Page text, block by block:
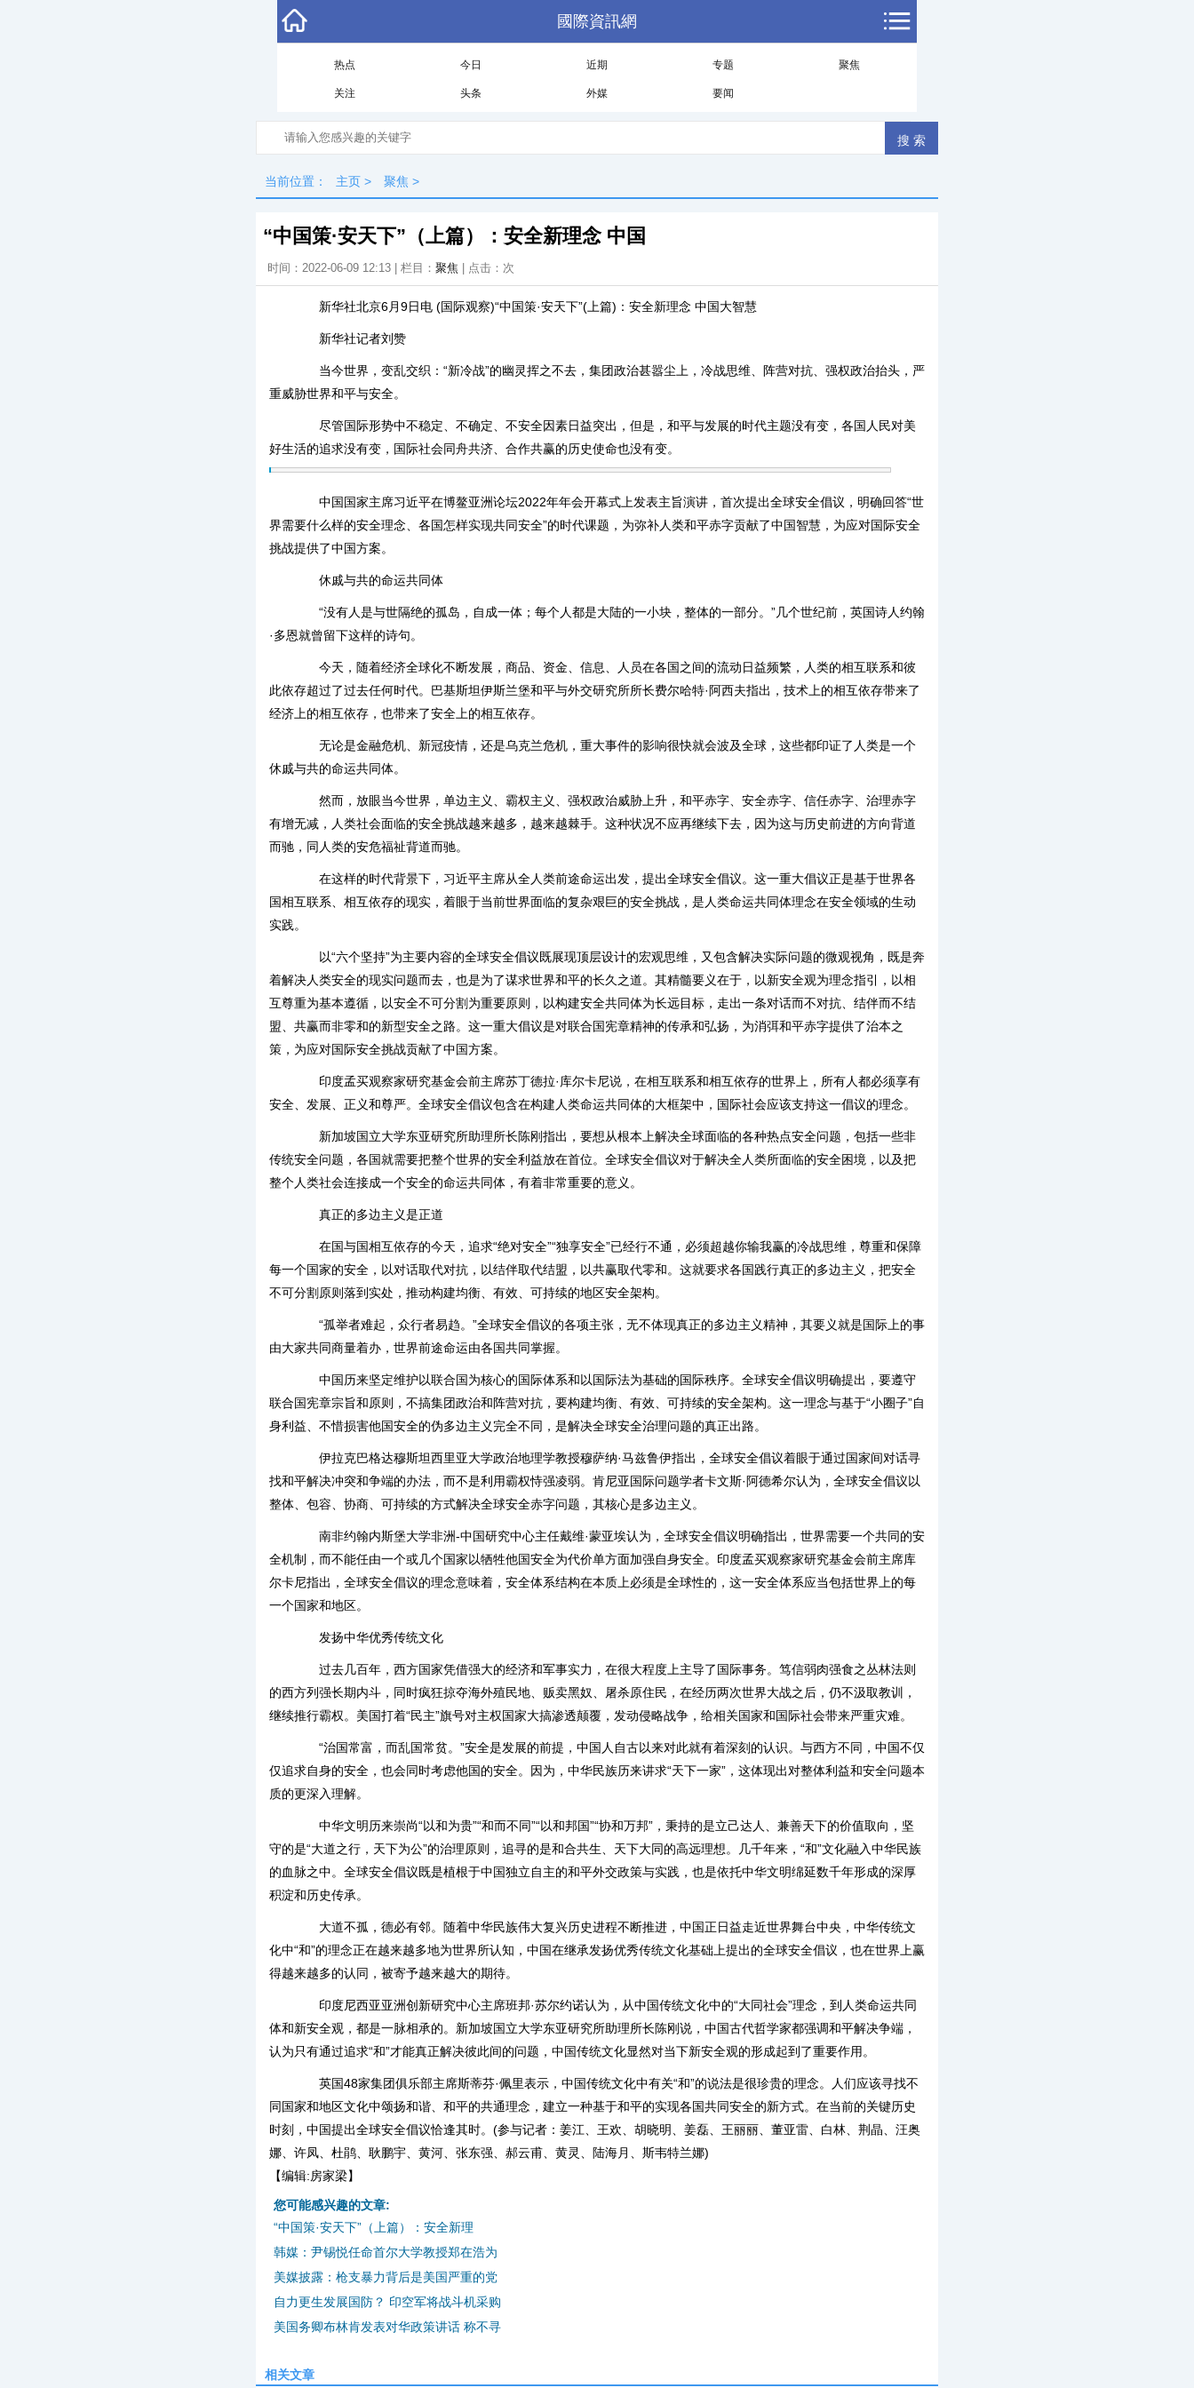
國際資訊網
热点 今日 近期 专题 聚焦
关注 头条 外媒 要闻
当前位置： 主页 > 聚焦 >
“中国策·安天下”（上篇）：安全新理念 中国
时间：2022-06-09 12:13 | 栏目： 聚焦 | 点击： 次
新华社北京6月9日电 (国际观察)“中国策·安天下”(上篇)：安全新理念 中国大智慧
新华社记者刘赞
当今世界，变乱交织：“新冷战”的幽灵挥之不去，集团政治甚嚣尘上，冷战思维、阵营对抗、强权政治抬头，严
重威胁世界和平与安全。
尽管国际形势中不稳定、不确定、不安全因素日益突出，但是，和平与发展的时代主题没有变，各国人民对美
好生活的追求没有变，国际社会同舟共济、合作共赢的历史使命也没有变。
中国国家主席习近平在博鳌亚洲论坛2022年年会开幕式上发表主旨演讲，首次提出全球安全倡议，明确回答“世
界需要什么样的安全理念、各国怎样实现共同安全”的时代课题，为弥补人类和平赤字贡献了中国智慧，为应对国际安全
挑战提供了中国方案。
休戚与共的命运共同体
“没有人是与世隔绝的孤岛，自成一体；每个人都是大陆的一小块，整体的一部分。”几个世纪前，英国诗人约翰
·多恩就曾留下这样的诗句。
今天，随着经济全球化不断发展，商品、资金、信息、人员在各国之间的流动日益频繁，人类的相互联系和彼
此依存超过了过去任何时代。巴基斯坦伊斯兰堡和平与外交研究所所长费尔哈特·阿西夫指出，技术上的相互依存带来了
经济上的相互依存，也带来了安全上的相互依存。
无论是金融危机、新冠疫情，还是乌克兰危机，重大事件的影响很快就会波及全球，这些都印证了人类是一个
休戚与共的命运共同体。
然而，放眼当今世界，单边主义、霸权主义、强权政治威胁上升，和平赤字、安全赤字、信任赤字、治理赤字
有增无减，人类社会面临的安全挑战越来越多，越来越棘手。这种状况不应再继续下去，因为这与历史前进的方向背道
而驰，同人类的安危福祉背道而驰。
在这样的时代背景下，习近平主席从全人类前途命运出发，提出全球安全倡议。这一重大倡议正是基于世界各
国相互联系、相互依存的现实，着眼于当前世界面临的复杂艰巨的安全挑战，是人类命运共同体理念在安全领域的生动
实践。
以“六个坚持”为主要内容的全球安全倡议既展现顶层设计的宏观思维，又包含解决实际问题的微观视角，既是奔
着解决人类安全的现实问题而去，也是为了谋求世界和平的长久之道。其精髓要义在于，以新安全观为理念指引，以相
互尊重为基本遵循，以安全不可分割为重要原则，以构建安全共同体为长远目标，走出一条对话而不对抗、结伴而不结
盟、共赢而非零和的新型安全之路。这一重大倡议是对联合国宪章精神的传承和弘扬，为消弭和平赤字提供了治本之
策，为应对国际安全挑战贡献了中国方案。
印度孟买观察家研究基金会前主席苏丁德拉·库尔卡尼说，在相互联系和相互依存的世界上，所有人都必须享有
安全、发展、正义和尊严。全球安全倡议包含在构建人类命运共同体的大框架中，国际社会应该支持这一倡议的理念。
新加坡国立大学东亚研究所助理所长陈刚指出，要想从根本上解决全球面临的各种热点安全问题，包括一些非
传统安全问题，各国就需要把整个世界的安全利益放在首位。全球安全倡议对于解决全人类所面临的安全困境，以及把
整个人类社会连接成一个安全的命运共同体，有着非常重要的意义。
真正的多边主义是正道
在国与国相互依存的今天，追求“绝对安全”“独享安全”已经行不通，必须超越你输我赢的冷战思维，尊重和保障
每一个国家的安全，以对话取代对抗，以结伴取代结盟，以共赢取代零和。这就要求各国践行真正的多边主义，把安全
不可分割原则落到实处，推动构建均衡、有效、可持续的地区安全架构。
“孤举者难起，众行者易趋。”全球安全倡议的各项主张，无不体现真正的多边主义精神，其要义就是国际上的事
由大家共同商量着办，世界前途命运由各国共同掌握。
中国历来坚定维护以联合国为核心的国际体系和以国际法为基础的国际秩序。全球安全倡议明确提出，要遵守
联合国宪章宗旨和原则，不搞集团政治和阵营对抗，要构建均衡、有效、可持续的安全架构。这一理念与基于“小圈子”自
身利益、不惜损害他国安全的伪多边主义完全不同，是解决全球安全治理问题的真正出路。
伊拉克巴格达穆斯坦西里亚大学政治地理学教授穆萨纳·马兹鲁伊指出，全球安全倡议着眼于通过国家间对话寻
找和平解决冲突和争端的办法，而不是利用霸权恃强凌弱。肯尼亚国际问题学者卡文斯·阿德希尔认为，全球安全倡议以
整体、包容、协商、可持续的方式解决全球安全赤字问题，其核心是多边主义。
南非约翰内斯堡大学非洲-中国研究中心主任戴维·蒙亚埃认为，全球安全倡议明确指出，世界需要一个共同的安
全机制，而不能任由一个或几个国家以牺牲他国安全为代价单方面加强自身安全。印度孟买观察家研究基金会前主席库
尔卡尼指出，全球安全倡议的理念意味着，安全体系结构在本质上必须是全球性的，这一安全体系应当包括世界上的每
一个国家和地区。
发扬中华优秀传统文化
过去几百年，西方国家凭借强大的经济和军事实力，在很大程度上主导了国际事务。笃信弱肉强食之丛林法则
的西方列强长期内斗，同时疯狂掠夺海外殖民地、贩卖黑奴、屠杀原住民，在经历两次世界大战之后，仍不汲取教训，
继续推行霸权。美国打着“民主”旗号对主权国家大搞渗透颠覆，发动侵略战争，给相关国家和国际社会带来严重灾难。
“治国常富，而乱国常贫。”安全是发展的前提，中国人自古以来对此就有着深刻的认识。与西方不同，中国不仅
仅追求自身的安全，也会同时考虑他国的安全。因为，中华民族历来讲求“天下一家”，这体现出对整体利益和安全问题本
质的更深入理解。
中华文明历来崇尚“以和为贵”“和而不同”“以和邦国”“协和万邦”，秉持的是立己达人、兼善天下的价值取向，坚
守的是“大道之行，天下为公”的治理原则，追寻的是和合共生、天下大同的高远理想。几千年来，“和”文化融入中华民族
的血脉之中。全球安全倡议既是植根于中国独立自主的和平外交政策与实践，也是依托中华文明绵延数千年形成的深厚
积淀和历史传承。
大道不孤，德必有邻。随着中华民族伟大复兴历史进程不断推进，中国正日益走近世界舞台中央，中华传统文
化中“和”的理念正在越来越多地为世界所认知，中国在继承发扬优秀传统文化基础上提出的全球安全倡议，也在世界上赢
得越来越多的认同，被寄予越来越大的期待。
印度尼西亚亚洲创新研究中心主席班邦·苏尔约诺认为，从中国传统文化中的“大同社会”理念，到人类命运共同
体和新安全观，都是一脉相承的。新加坡国立大学东亚研究所助理所长陈刚说，中国古代哲学家都强调和平解决争端，
认为只有通过追求“和”才能真正解决彼此间的问题，中国传统文化显然对当下新安全观的形成起到了重要作用。
英国48家集团俱乐部主席斯蒂芬·佩里表示，中国传统文化中有关“和”的说法是很珍贵的理念。人们应该寻找不
同国家和地区文化中颂扬和谐、和平的共通理念，建立一种基于和平的实现各国共同安全的新方式。在当前的关键历史
时刻，中国提出全球安全倡议恰逢其时。(参与记者：姜江、王欢、胡晓明、姜磊、王丽丽、董亚雷、白林、荆晶、汪奥
娜、许凤、杜鹃、耿鹏宇、黄河、张东强、郝云甫、黄灵、陆海月、斯韦特兰娜)
【编辑:房家梁】
您可能感兴趣的文章:
“中国策·安天下”（上篇）：安全新理
韩媒：尹锡悦任命首尔大学教授郑在浩为
美媒披露：枪支暴力背后是美国严重的党
自力更生发展国防？ 印空军将战斗机采购
美国务卿布林肯发表对华政策讲话 称不寻
相关文章